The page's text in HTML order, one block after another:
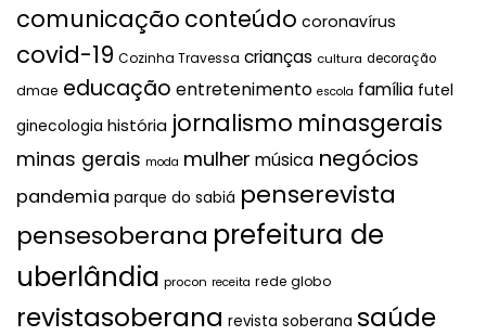
comunicação conteúdo coronavírus
covid-19 Cozinha Travessa crianças cultura decoração
dmae educação entretenimento escola família futel
ginecologia história jornalismo minasgerais
minas gerais moda mulher música negócios
pandemia parque do sabiá penserevista
pensesoberana prefeitura de
uberlândia procon receita rede globo
revistasoberana revista soberana saúde